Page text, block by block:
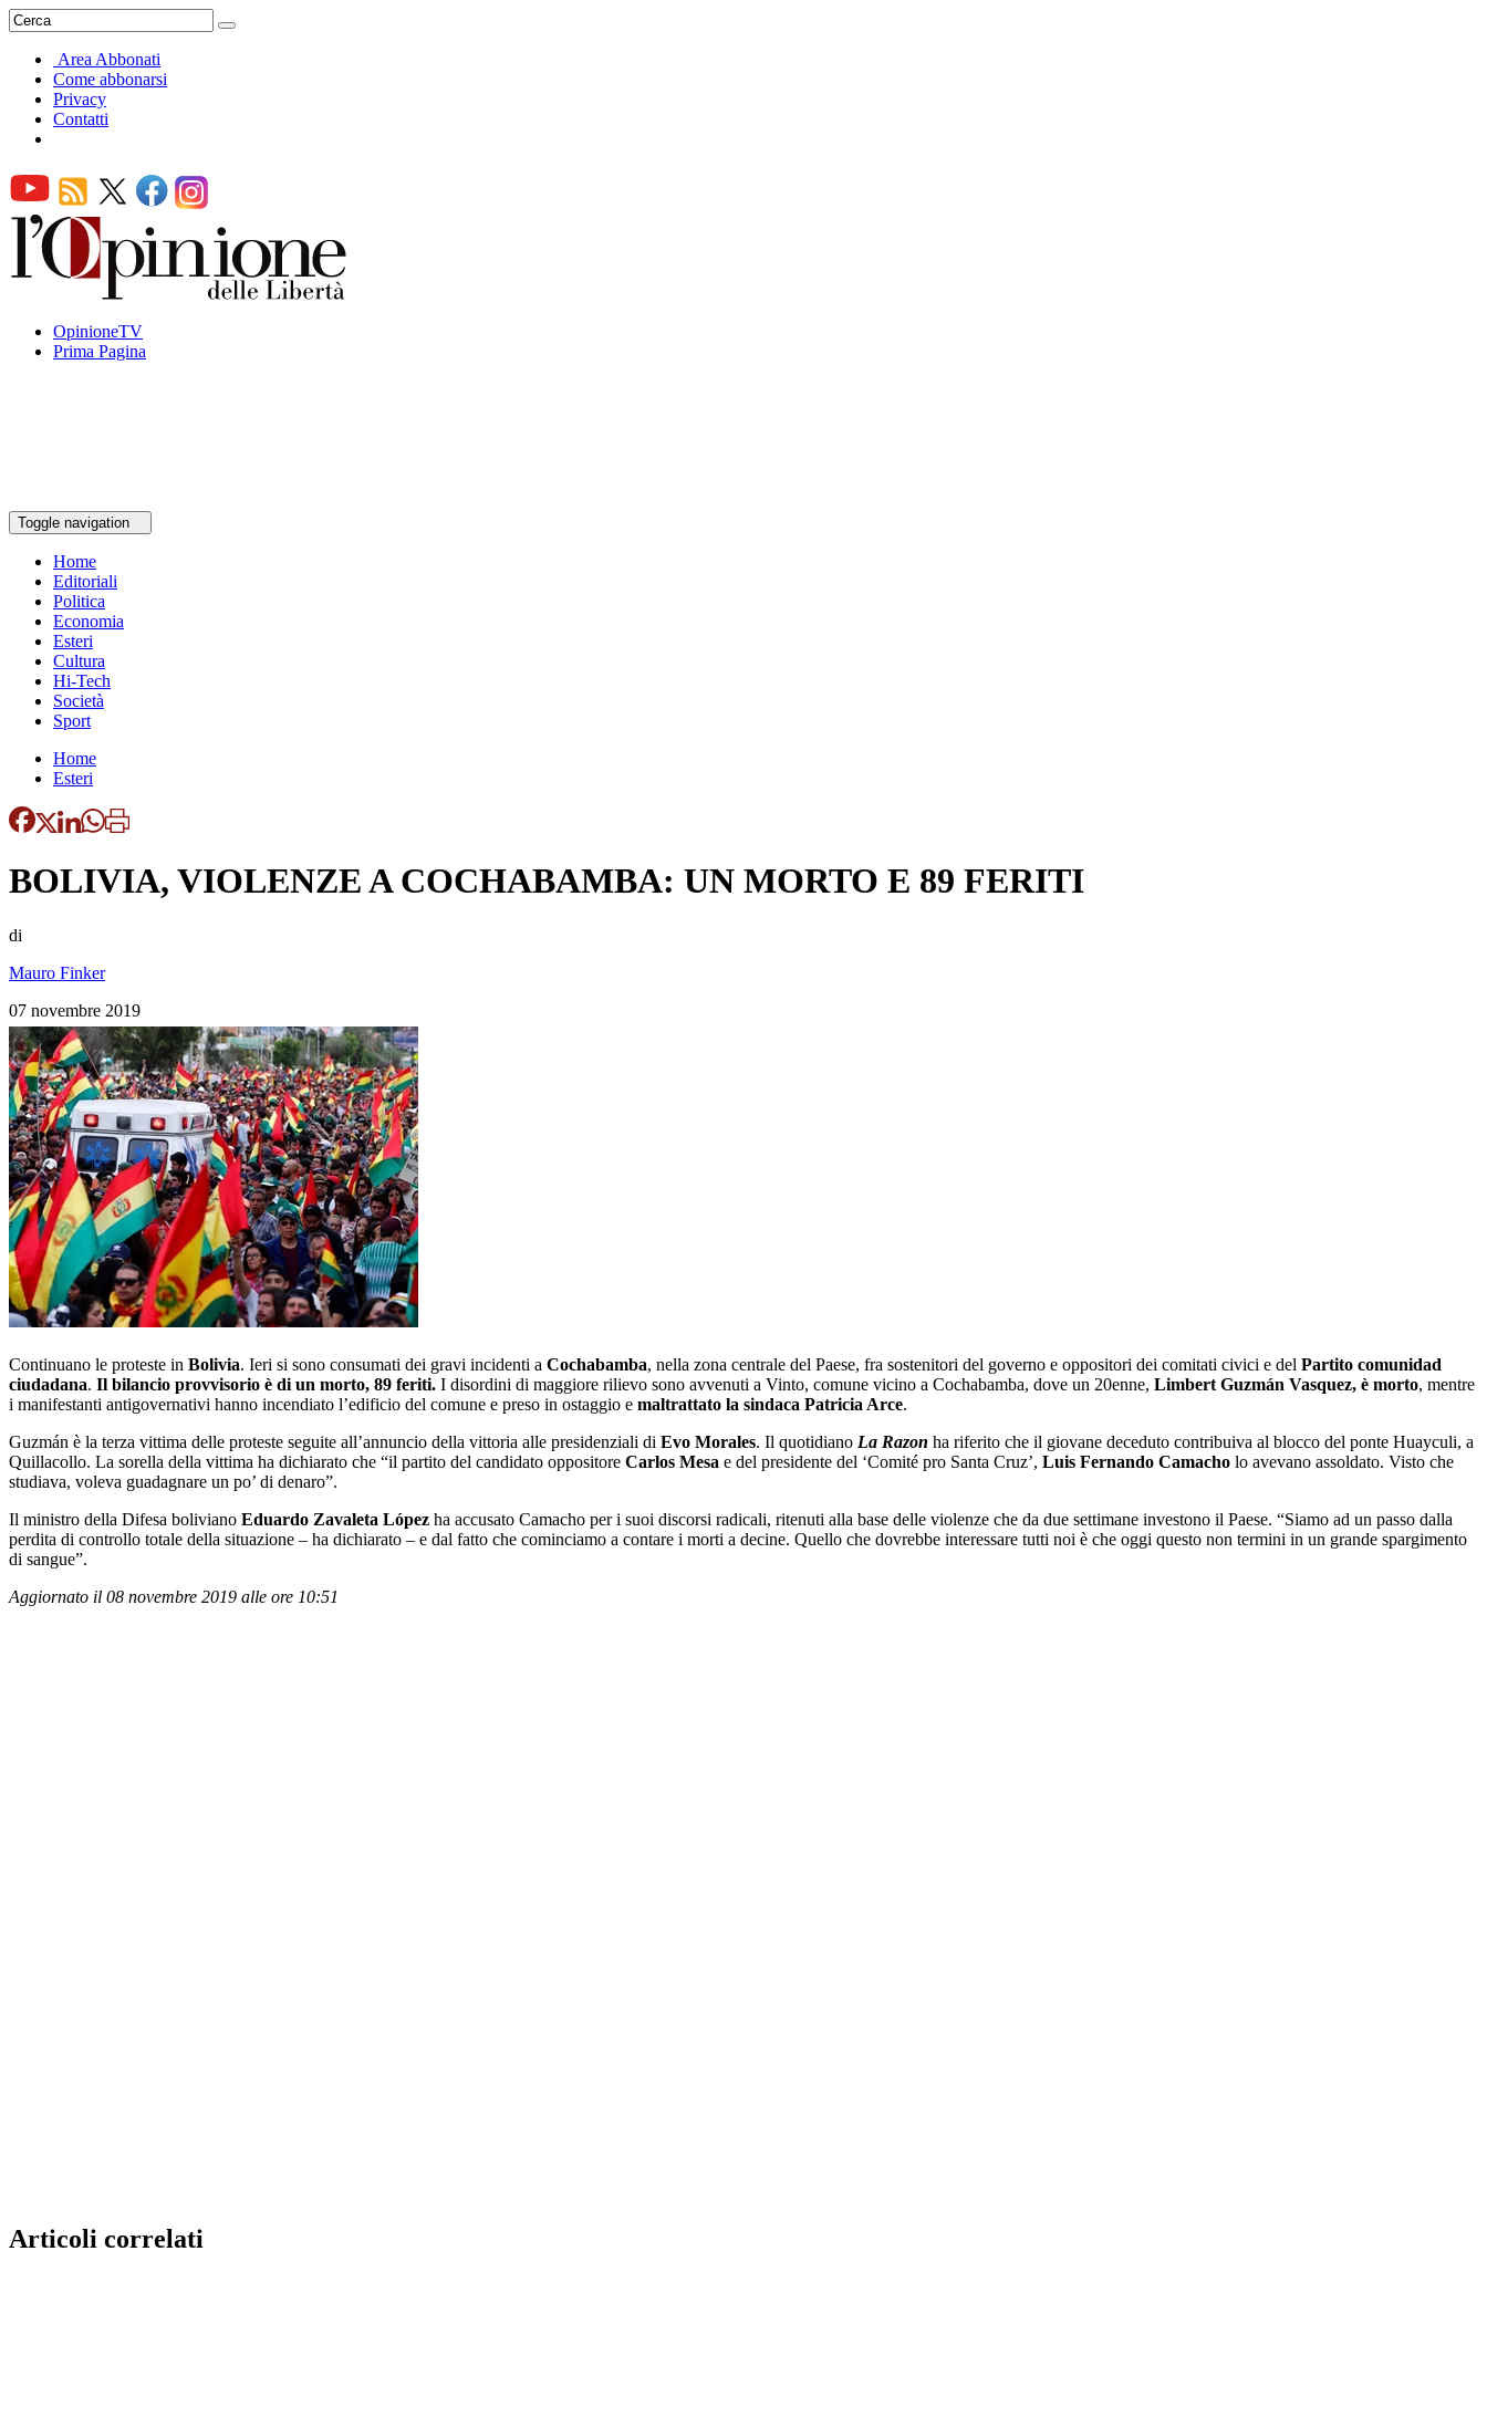
Area Abbonati
Come abbonarsi
Privacy
Contatti
OpinioneTV
Prima Pagina
Toggle navigation
Home
Editoriali
Politica
Economia
Esteri
Cultura
Hi-Tech
Società
Sport
Home
Esteri
BOLIVIA, VIOLENZE A COCHABAMBA: UN MORTO E 89 FERITI
di
Mauro Finker
07 novembre 2019
Continuano le proteste in Bolivia. Ieri si sono consumati dei gravi incidenti a Cochabamba, nella zona centrale del Paese, fra sostenitori del governo e oppositori dei comitati civici e del Partito comunidad
ciudadana. Il bilancio provvisorio è di un morto, 89 feriti. I disordini di maggiore rilievo sono avvenuti a Vinto, comune vicino a Cochabamba, dove un 20enne, Limbert Guzmán Vasquez, è morto, mentre
i manifestanti antigovernativi hanno incendiato l’edificio del comune e preso in ostaggio e maltrattato la sindaca Patricia Arce.
Guzmán è la terza vittima delle proteste seguite all’annuncio della vittoria alle presidenziali di Evo Morales. Il quotidiano La Razon ha riferito che il giovane deceduto contribuiva al blocco del ponte Huayculi, a
Quillacollo. La sorella della vittima ha dichiarato che “il partito del candidato oppositore Carlos Mesa e del presidente del ‘Comité pro Santa Cruz’, Luis Fernando Camacho lo avevano assoldato. Visto che
studiava, voleva guadagnare un po’ di denaro”.
Il ministro della Difesa boliviano Eduardo Zavaleta López ha accusato Camacho per i suoi discorsi radicali, ritenuti alla base delle violenze che da due settimane investono il Paese. “Siamo ad un passo dalla
perdita di controllo totale della situazione – ha dichiarato – e dal fatto che cominciamo a contare i morti a decine. Quello che dovrebbe interessare tutti noi è che oggi questo non termini in un grande spargimento
di sangue”.
Aggiornato il 08 novembre 2019 alle ore 10:51
Articoli correlati